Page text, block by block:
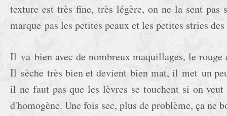
texture est très fine, très légère, on ne la sent
marque pas les petites peaux et les petites stries
Il va bien avec de nombreux maquillages, le rouge
Il sèche très bien et devient bien mat, il met un
il ne faut pas que les lèvres se touchent si on veut
d'homogène. Une fois sec, plus de problème, ça ne